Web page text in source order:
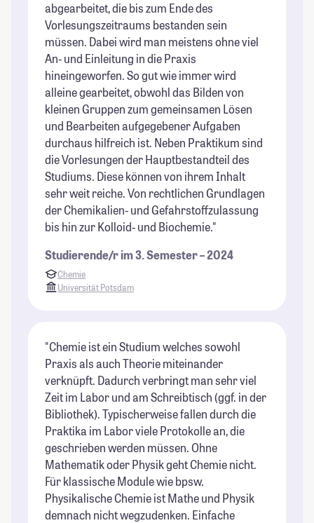
abgearbeitet, die bis zum Ende des
Vorlesungszeitraums bestanden sein
müssen. Dabei wird man meistens ohne viel
An- und Einleitung in die Praxis
hineingeworfen. So gut wie immer wird
alleine gearbeitet, obwohl das Bilden von
kleinen Gruppen zum gemeinsamen Lösen
und Bearbeiten aufgegebener Aufgaben
durchaus hilfreich ist. Neben Praktikum sind
die Vorlesungen der Hauptbestandteil des
Studiums. Diese können von ihrem Inhalt
sehr weit reiche. Von rechtlichen Grundlagen
der Chemikalien- und Gefahrstoffzulassung
bis hin zur Kolloid- und Biochemie."
Studierende/r im 3. Semester – 2024
Chemie
Universität Potsdam
"Chemie ist ein Studium welches sowohl
Praxis als auch Theorie miteinander
verknüpft. Dadurch verbringt man sehr viel
Zeit im Labor und am Schreibtisch (ggf. in der
Bibliothek). Typischerweise fallen durch die
Praktika im Labor viele Protokolle an, die
geschrieben werden müssen. Ohne
Mathematik oder Physik geht Chemie nicht.
Für klassische Module wie bpsw.
Physikalische Chemie ist Mathe und Physik
demnach nicht wegzudenken. Einfache